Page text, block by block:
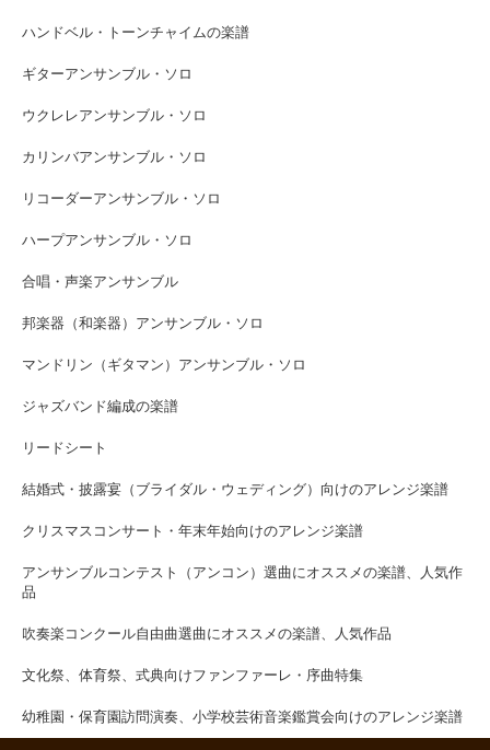
ハンドベル・トーンチャイムの楽譜
ギターアンサンブル・ソロ
ウクレレアンサンブル・ソロ
カリンバアンサンブル・ソロ
リコーダーアンサンブル・ソロ
ハープアンサンブル・ソロ
合唱・声楽アンサンブル
邦楽器（和楽器）アンサンブル・ソロ
マンドリン（ギタマン）アンサンブル・ソロ
ジャズバンド編成の楽譜
リードシート
結婚式・披露宴（ブライダル・ウェディング）向けのアレンジ楽譜
クリスマスコンサート・年末年始向けのアレンジ楽譜
アンサンブルコンテスト（アンコン）選曲にオススメの楽譜、人気作
品
吹奏楽コンクール自由曲選曲にオススメの楽譜、人気作品
文化祭、体育祭、式典向けファンファーレ・序曲特集
幼稚園・保育園訪問演奏、小学校芸術音楽鑑賞会向けのアレンジ楽譜